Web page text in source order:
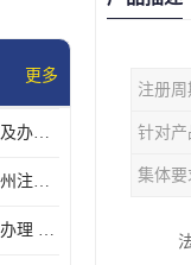
更多
FDA注册号办理流程以及办理周期是多久
美国法律标注册，首个州注册该如何选择
日本亚马逊结构分析函办理 日本亚马逊 电饭煲
注册周
针对产
集体要